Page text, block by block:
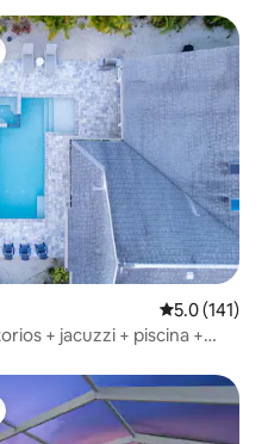
Calificación
5.0 (141)
+ jacuzzi + piscina +